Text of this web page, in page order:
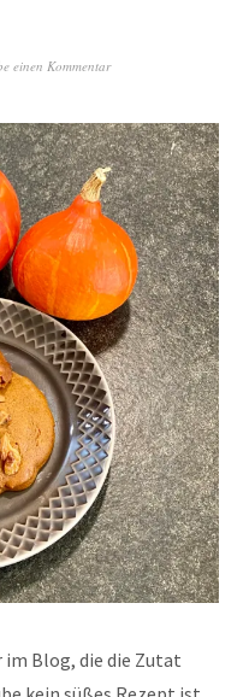
einen Kommentar
im Blog, die die Zutat